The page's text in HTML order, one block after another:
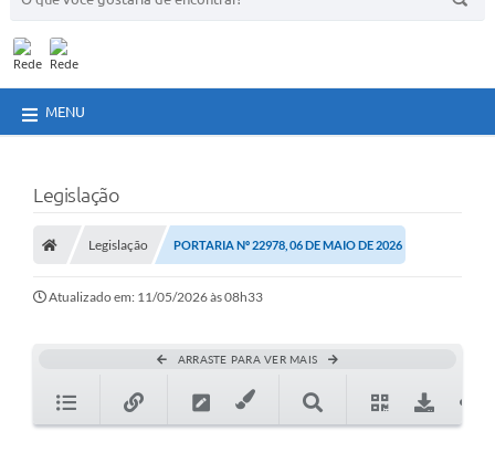
MENU
Legislação
Legislação PORTARIA Nº 22978, 06 DE MAIO DE 2026
Atualizado em: 11/05/2026 às 08h33
ARRASTE PARA VER MAIS